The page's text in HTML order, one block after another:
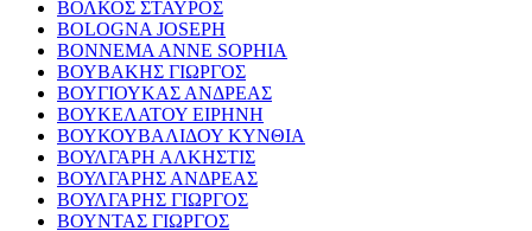
ΒΟΛΚΟΣ ΣΤΑΥΡΟΣ
BOLOGNA JOSEPH
BONNEMA ANNE SOPHIA
ΒΟΥΒΑΚΗΣ ΓΙΩΡΓΟΣ
ΒΟΥΓΙΟΥΚΑΣ ΑΝΔΡΕΑΣ
ΒΟΥΚΕΛΑΤΟΥ ΕΙΡΗΝΗ
ΒΟΥΚΟΥΒΑΛΙΔΟΥ ΚΥΝΘΙΑ
ΒΟΥΛΓΑΡΗ ΑΛΚΗΣΤΙΣ
ΒΟΥΛΓΑΡΗΣ ΑΝΔΡΕΑΣ
ΒΟΥΛΓΑΡΗΣ ΓΙΩΡΓΟΣ
ΒΟΥΝΤΑΣ ΓΙΩΡΓΟΣ